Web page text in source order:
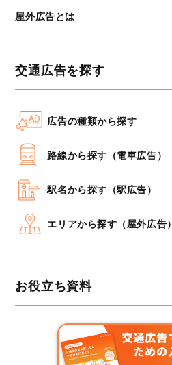
屋外広告とは
交通広告を探す
広告の種類から探す
路線から探す（電車広告）
駅名から探す（駅広告）
エリアから探す（屋外広告）
お役立ち資料